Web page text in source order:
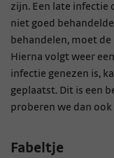
zijn. Een late
niet goed
behandelen, moet
Hierna volgt weer
infectie genezen is,
geplaatst. Dit is een
proberen we dan
Fabeltje